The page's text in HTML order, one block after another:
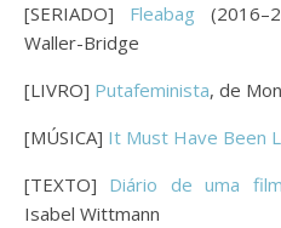
[SERIADO] Fleabag
Waller-Bridge
[LIVRO] Putafeminista, de
[MÚSICA] It Must Have Been
[TEXTO] Diário de uma
Isabel Wittmann